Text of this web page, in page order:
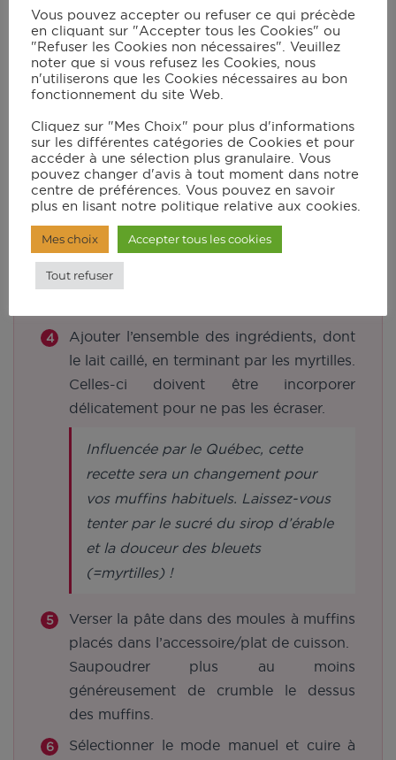
Commencer par préparer le lait caillé en
versant dans un bol, le lait et le jus de
citron. Réserver.
Dans un saladier, préparer le crumble en
mélangeant la farine, la cassonade, la
cannelle et le beurre froid coupé en
morceaux. Pétrir avec les mains puis
réserver.
Dans un autre saladier, verser le sirop
d’érable, l’extrait de vanille et les œufs.
Ajouter l’ensemble des ingrédients, dont
le lait caillé, en terminant par les myrtilles.
Celles-ci doivent être incorporer
délicatement pour ne pas les écraser.
Influencée par le Québec, cette
recette sera un changement pour
vos muffins habituels. Laissez-vous
tenter par le sucré du sirop d’érable
et la douceur des bleuets
(=myrtilles) !
Verser la pâte dans des moules à muffins
placés dans l’accessoire/plat de cuisson.
Saupoudrer plus au moins
généreusement de crumble le dessus
des muffins.
Sélectionner le mode manuel et cuire à
Vous pouvez accepter ou refuser ce qui précède
en cliquant sur "Accepter tous les Cookies" ou
"Refuser les Cookies non nécessaires". Veuillez
noter que si vous refusez les Cookies, nous
n'utiliserons que les Cookies nécessaires au bon
fonctionnement du site Web.
Cliquez sur "Mes Choix" pour plus d'informations
sur les différentes catégories de Cookies et pour
accéder à une sélection plus granulaire. Vous
pouvez changer d'avis à tout moment dans notre
centre de préférences. Vous pouvez en savoir
plus en lisant notre politique relative aux cookies.
Mes choix Accepter tous les cookies
Tout refuser